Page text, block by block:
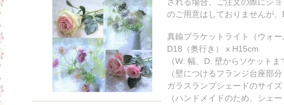
のご用意はしておりませんが
真鍮ブラケットライト（ウォ
D18（奥行き） x H15cm
（W: 幅、D: 壁からソケット
（壁につけるフランジ台座部
ガラスランプシェードのサイ
（ハンドメイドのため、シェ